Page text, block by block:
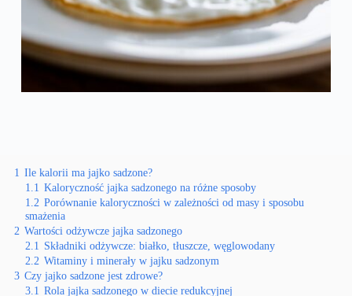
1 Ile kalorii ma jajko sadzone?
1.1 Kaloryczność jajka sadzonego na różne sposoby
1.2 Porównanie kaloryczności w zależności od masy i sposobu
smażenia
2 Wartości odżywcze jajka sadzonego
2.1 Składniki odżywcze: białko, tłuszcze, węglowodany
2.2 Witaminy i minerały w jajku sadzonym
3 Czy jajko sadzone jest zdrowe?
3.1 Rola jajka sadzonego w diecie redukcyjnej